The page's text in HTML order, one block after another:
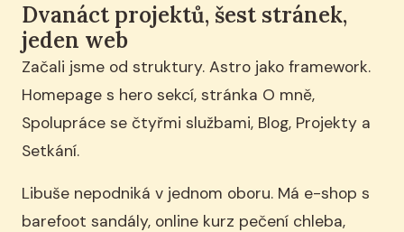
Dvanáct projektů, šest stránek,
jeden web
Začali jsme od struktury. Astro jako framework.
Homepage s hero sekcí, stránka O mně,
Spolupráce se čtyřmi službami, Blog, Projekty a
Setkání.
Libuše nepodniká v jednom oboru. Má e-shop s
barefoot sandály, online kurz pečení chleba,